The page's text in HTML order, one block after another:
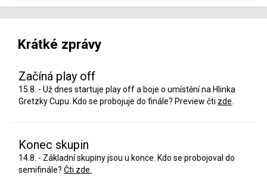
Krátké zprávy
Začíná play off
15.8. - Už dnes startuje play off a boje o umístění na Hlinka
Gretzky Cupu. Kdo se probojuje do finále? Preview čti zde.
Konec skupin
14.8. - Základní skupiny jsou u konce. Kdo se probojoval do
semifinále? Čti zde.